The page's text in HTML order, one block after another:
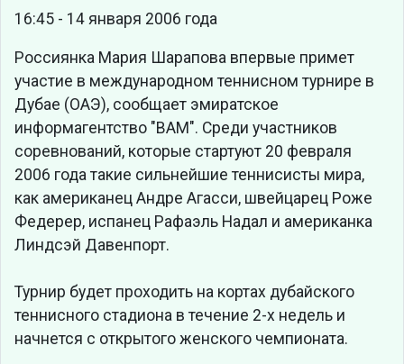
16:45 - 14 января 2006 года
Россиянка Мария Шарапова впервые примет
участие в международном теннисном турнире в
Дубае (ОАЭ), сообщает эмиратское
информагентство "ВАМ". Среди участников
соревнований, которые стартуют 20 февраля
2006 года такие сильнейшие теннисисты мира,
как американец Андре Агасси, швейцарец Роже
Федерер, испанец Рафаэль Надал и американка
Линдсэй Давенпорт.
Турнир будет проходить на кортах дубайского
теннисного стадиона в течение 2-х недель и
начнется с открытого женского чемпионата.